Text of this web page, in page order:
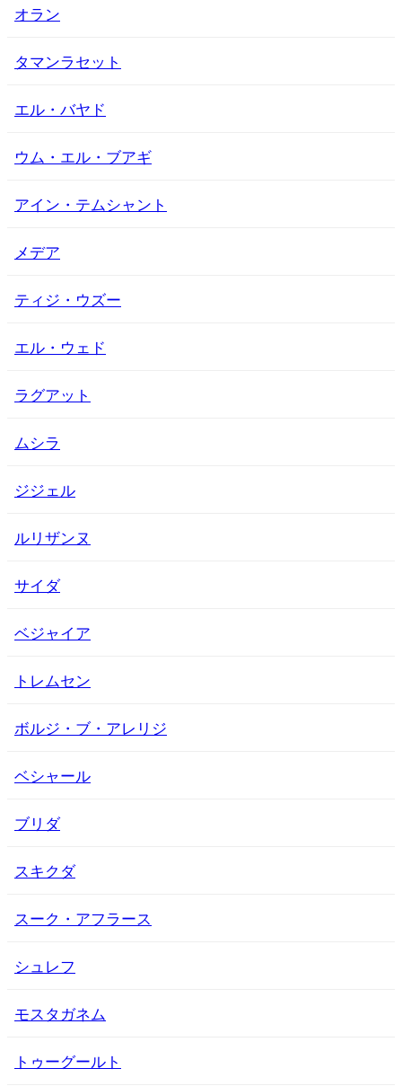
オラン
タマンラセット
エル・バヤド
ウム・エル・ブアギ
アイン・テムシャント
メデア
ティジ・ウズー
エル・ウェド
ラグアット
ムシラ
ジジェル
ルリザンヌ
サイダ
ベジャイア
トレムセン
ボルジ・ブ・アレリジ
ベシャール
ブリダ
スキクダ
スーク・アフラース
シュレフ
モスタガネム
トゥーグールト